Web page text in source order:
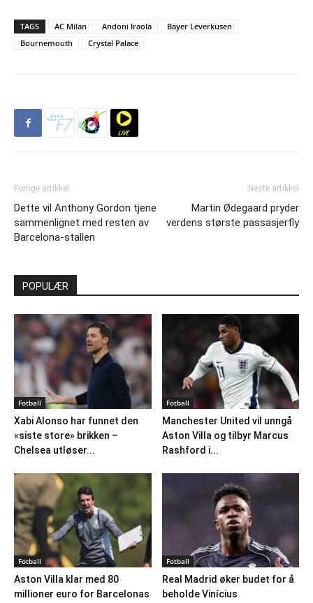
TAGS AC Milan Andoni Iraola
Bayer Leverkusen
Bournemouth
Crystal Palace
Forrige artikkel
Dette vil Anthony Gordon tjene
sammenlignet med resten av
Barcelona-stallen
Neste artikkel
Martin Ødegaard pryder
verdens største passasjerfly
POPULÆR
Fotball
Xabi Alonso har funnet den
«siste store» brikken –
Chelsea utløser...
Fotball
Manchester United vil unngå
Aston Villa og tilbyr Marcus
Rashford i...
Fotball
Aston Villa klar med 80
millioner euro for Barcelonas
Fotball
Real Madrid øker budet for å
beholde Vinícius